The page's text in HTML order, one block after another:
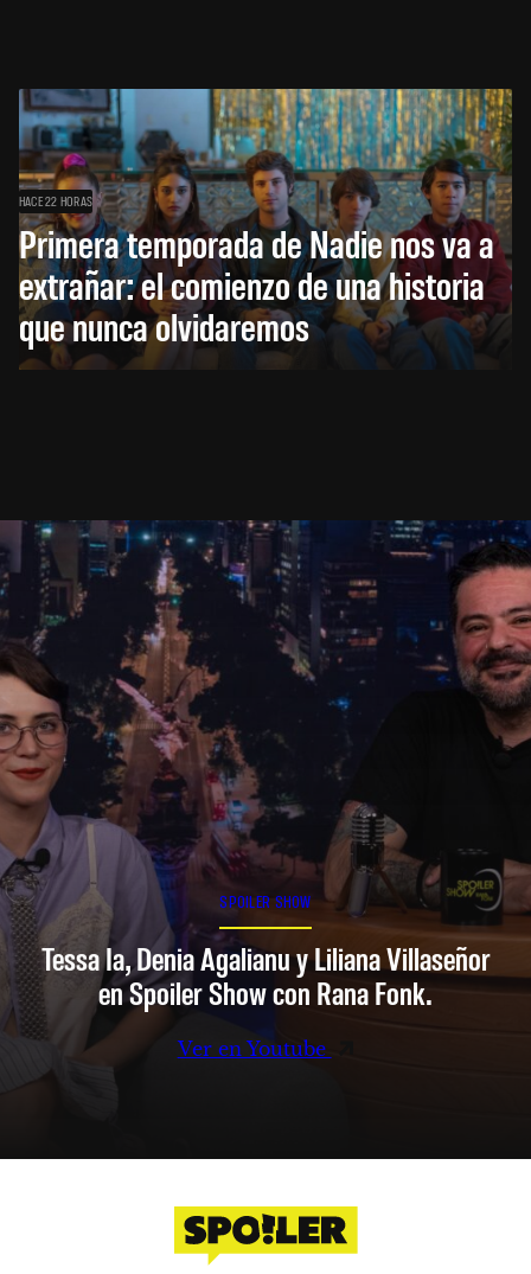
HACE 22 HORAS
Primera temporada de Nadie nos va a
extrañar: el comienzo de una historia
que nunca olvidaremos
SPOILER SHOW
Tessa Ia, Denia Agalianu y Liliana Villaseñor
en Spoiler Show con Rana Fonk.
Ver en Youtube